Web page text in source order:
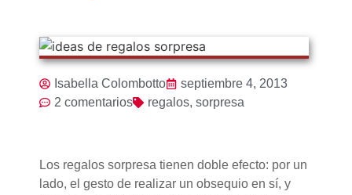
Isabella Colombotto
septiembre 4, 2013
2 comentarios
regalos, sorpresa
Los regalos sorpresa tienen doble efecto: por un
lado, el gesto de realizar un obsequio en sí, y